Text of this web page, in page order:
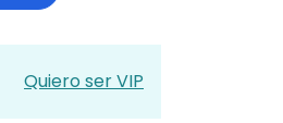
Quiero ser VIP